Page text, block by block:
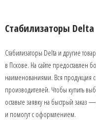
Стабилизаторы Delta
Стабилизаторы Delta и другие
в Пскове. На сайте предоставлен
наименованиями. Вся продукция
производителей. Чтобы купить
оставьте заявку на быстрый
и помогут с оформлением.